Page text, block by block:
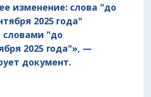
изменение: слова "до
2025 года"
словами "до
2025 года"», —
документ.